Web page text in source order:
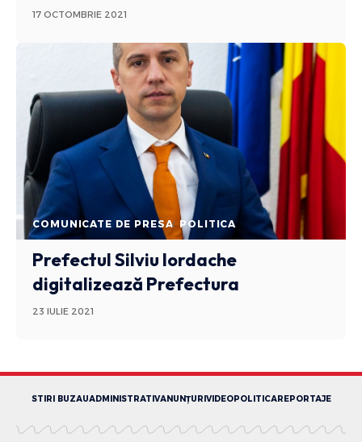
17 OCTOMBRIE 2021
COMUNICATE DE PRESA POLITICA
Prefectul Silviu Iordache
digitalizează Prefectura
23 IULIE 2021
STIRI BUZAUADMINISTRATIVANUNȚURIVIDEOPOLITICAREPORTAJE